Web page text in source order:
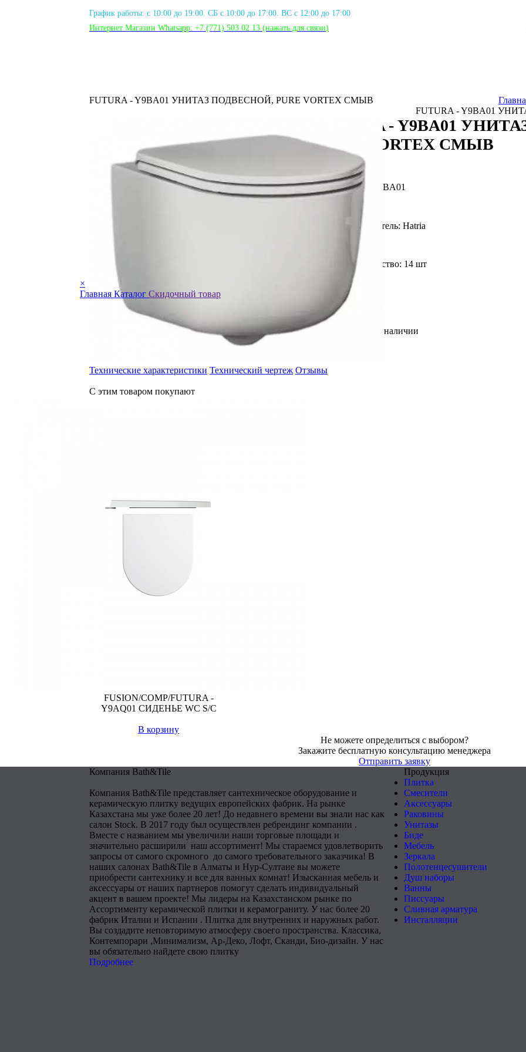
График работы: с 10:00 до 19:00. СБ с 10:00 до 17:00. ВС с 12:00 до 17:00
Интернет Магазин Whatsapp: +7 (771) 503 02 13 (нажать для связи)
×
Главная Каталог Скидочный товар
FUTURA - Y9BA01 УНИТАЗ ПОДВЕСНОЙ, PURE VORTEX СМЫВ
FUTURA - Y9BA01
FUTURA - Y9BA01
PURE VORTEX СМЫВ
Артикул: HAT_Y9BA01
Фирма производитель: Hatria
Доступное количество: 14 шт
В наличии
Технические характеристики Технический чертеж Отзывы
С этим товаром покупают
FUSION/COMP/FUTURA -
Y9AQ01 СИДЕНЬЕ WC S/C
В корзину
Не можете определиться с выбором?
Закажите бесплатную консультацию менеджера
Отправить заявку
Компания Bath&Tile
Компания Bath&Tile представляет сантехническое оборудование и
керамическую плитку ведущих европейских фабрик. На рынке
Казахстана мы уже более 20 лет! До недавнего времени вы знали нас как
салон Stock. В 2017 году был осуществлен ребрендинг компании .
Вместе с названием мы увеличили наши торговые площади и
значительно расширили наш ассортимент! Мы стараемся удовлетворить
запросы от самого скромного до самого требовательного заказчика! В
наших салонах Bath&Tile в Алматы и Нур-Султане вы можете
приобрести сантехнику и все для ванных комнат! Изысканная мебель и
аксессуары от наших партнеров помогут сделать индивидуальный
акцент в вашем проекте! Мы лидеры на Казахстанском рынке по
Ассортименту керамической плитки и керамограниту. У нас более 20
фабрик Италии и Испании . Плитка для внутренних и наружных работ.
Вы создадите неповторимую атмосферу своего пространства. Классика,
Контемпорари ,Минимализм, Ар-Деко, Лофт, Сканди, Био-дизайн. У нас
вы обязательно найдете свою плитку
Подробнее
Продукция
Плитка
Смесители
Аксессуары
Раковины
Унитазы
Биде
Мебель
Зеркала
Полотенцесушители
Душ наборы
Ванны
Писсуары
Сливная арматура
Инсталляции